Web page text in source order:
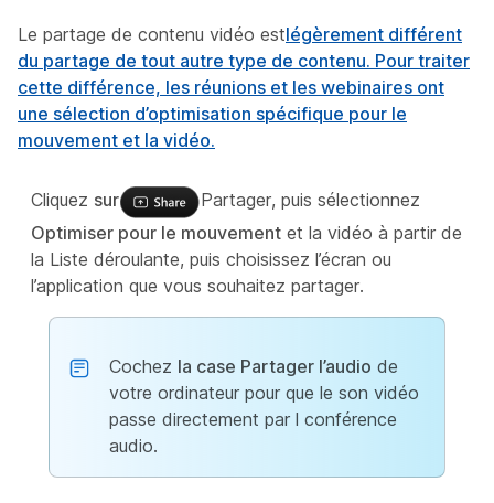
Le partage de contenu vidéo estlégèrement différent
du partage de tout autre type de contenu. Pour traiter
cette différence, les réunions et les webinaires ont
une sélection d’optimisation spécifique pour le
mouvement et la vidéo.
Cliquez sur
Partager, puis sélectionnez
Optimiser pour le mouvement et la vidéo à partir de
la Liste déroulante, puis choisissez l’écran ou
l’application que vous souhaitez partager.
Cochez la case Partager l’audio de
votre ordinateur pour que le son vidéo
passe directement par l conférence
audio.